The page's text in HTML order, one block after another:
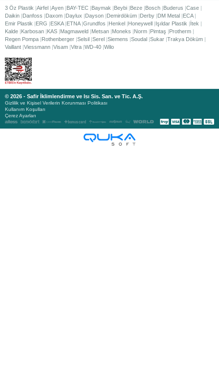
3 Öz Plastik Airfel Ayen BAY-TEC Baymak Beybi Beze Bosch Buderus Case
Daikin Danfoss Daxom Daylux Dayson Demirdöküm Derby DM Metal ECA
Emir Plastik
ERG ESKA ETNA Grundfos Henkel Honeywell Işıldar Plastik
İtek
Kalde Karbosan KAS Magmaweld Metsan Moneks Norm Pimtaş
Protherm
Regen Pompa Rothenberger Selsil Serel Siemens Soudal Sukar Trakya Döküm
Vaillant Viessmann Visam Vitra WD-40 Wilo
© 2026 - Safir İklimlendirme ve Isı Sis. San. ve Tic. A.Ş.
Gizlilik ve Kişisel Verilerin Korunması Politikası
Kullanım Koşulları
Çerez Ayarları